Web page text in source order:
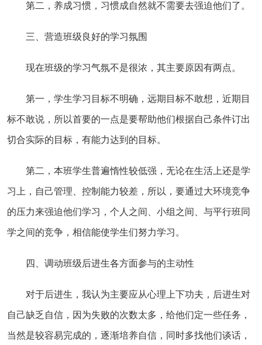
第二，养成习惯，习惯成自然就不需要去强迫他们了。
三、营造班级良好的学习氛围
现在班级的学习气氛不是很浓，其主要原因有两点。
第一，学生学习目标不明确，远期目标不敢想，近期目
标不敢说，所以首要的一点是要帮助他们根据自己条件订出
切合实际的目标，有能力达到的目标。
第二，本班学生普遍惰性较低强，无论在生活上还是学
习上，自己管理、控制能力较差，所以，要通过大环境竞争
的压力来强迫他们学习，个人之间、小组之间、与平行班同
学之间的竞争，相信能使学生们努力学习。
四、调动班级后进生各方面参与的主动性
对于后进生，我认为主要应从心理上下功夫，后进生对
自己缺乏自信，因为失败的次数太多，给他们定一些任务，
当然是较容易完成的，逐渐培养自信，同时多找他们谈话，